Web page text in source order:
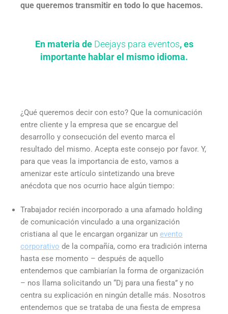
que queremos transmitir en todo lo que hacemos.
En materia de Deejays para eventos, es
importante hablar el mismo idioma.
¿Qué queremos decir con esto? Que la comunicación
entre cliente y la empresa que se encargue del
desarrollo y consecución del evento marca el
resultado del mismo. Acepta este consejo por favor. Y,
para que veas la importancia de esto, vamos a
amenizar este artículo sintetizando una breve
anécdota que nos ocurrio hace algún tiempo:
Trabajador recién incorporado a una afamado holding
de comunicación vinculado a una organización
cristiana al que le encargan organizar un evento
corporativo de la compañía, como era tradición interna
hasta ese momento – después de aquello
entendemos que cambiarían la forma de organización
– nos llama solicitando un “Dj para una fiesta” y no
centra su explicación en ningún detalle más. Nosotros
entendemos que se trataba de una fiesta de empresa